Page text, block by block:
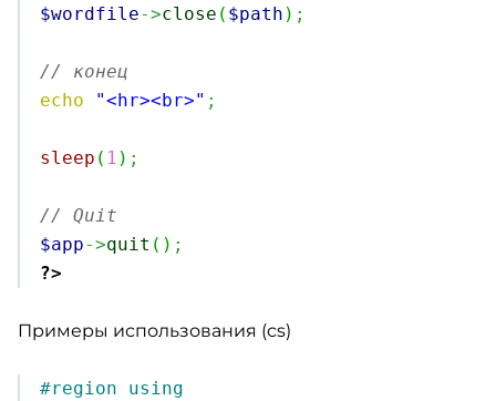
$wordfile->close ( $path ) ;
// конец
echo
"<hr><br>" ;
sleep ( 1 ) ;
// Quit
$app->quit ( ) ;
?>
Примеры использования (cs)
#region using